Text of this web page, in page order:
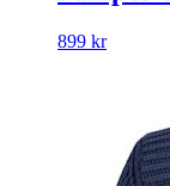
899 kr